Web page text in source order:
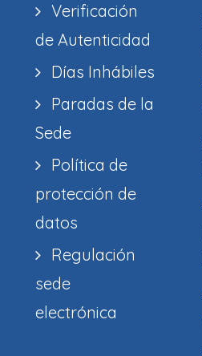
Verificación
de Autenticidad
Días Inhábiles
Paradas de la
Sede
Política de
protección de
datos
Regulación
sede
electrónica